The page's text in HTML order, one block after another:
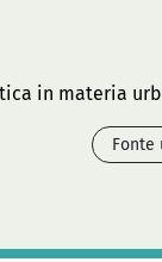
in materia
Fonte